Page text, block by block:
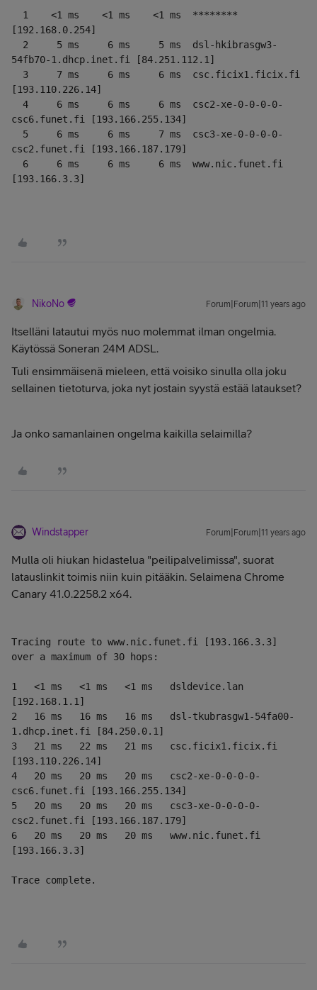
[192.168.0.254]
54fb70-1.dhcp.inet.fi [84.251.112.1]
[193.110.226.14]
csc6.funet.fi [193.166.255.134]
csc2.funet.fi [193.166.187.179]
[193.166.3.3]
NikoNo Forum|Forum|11 years ago
Itselläni latautui myös nuo molemmat ilman ongelmia.
Käytössä Soneran 24M ADSL.
Tuli ensimmäisenä mieleen, että voisiko sinulla olla joku
sellainen tietoturva, joka nyt jostain syystä estää lataukset?
Ja onko samanlainen ongelma kaikilla selaimilla?
Windstapper Forum|Forum|11 years ago
Mulla oli hiukan hidastelua "peilipalvelimissa", suorat
latauslinkit toimis niin kuin pitääkin. Selaimena Chrome
Canary 41.0.2258.2 x64.
Tracing route to www.nic.funet.fi [193.166.3.3]
over a maximum of 30 hops:
1   <1 ms   <1 ms   <1 ms   dsldevice.lan
[192.168.1.1]
2   16 ms   16 ms   16 ms   dsl-tkubrasgw1-54fa00-
1.dhcp.inet.fi [84.250.0.1]
3   21 ms   22 ms   21 ms   csc.ficix1.ficix.fi
[193.110.226.14]
4   20 ms   20 ms   20 ms   csc2-xe-0-0-0-0-
csc6.funet.fi [193.166.255.134]
5   20 ms   20 ms   20 ms   csc3-xe-0-0-0-0-
csc2.funet.fi [193.166.187.179]
6   20 ms   20 ms   20 ms   www.nic.funet.fi
Trace complete.